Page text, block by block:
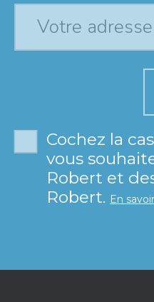
Cochez la
vous
Robert et
Robert. En